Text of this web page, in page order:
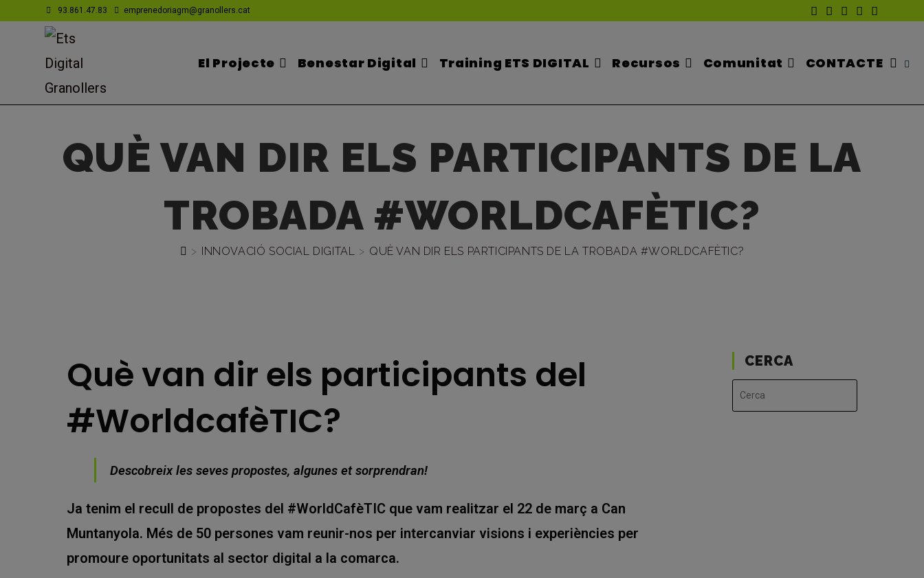
al
93.861.47.83 emprenedoriagm@granollers.cat
El Projecte Benestar Digital Training ETS DIGITAL Recursos Comunitat CONTACTE Alterna
QUÈ VAN DIR ELS PARTICIPANTS DE LA
TROBADA #WORLDCAFÈTIC?
> INNOVACIÓ SOCIAL DIGITAL > QUÈ VAN DIR ELS PARTICIPANTS DE LA TROBADA #WORLDCAFÈTIC?
CERCA
Què van dir els participants del
#WorldcafèTIC?
Descobreix les seves propostes, algunes et sorprendran!
Ja tenim el recull de propostes del #WorldCafèTIC que vam realitzar el 22 de març a Can
Muntanyola. Més de 50 persones vam reunir-nos per intercanviar visions i experiències per
promoure oportunitats al sector digital a la comarca.